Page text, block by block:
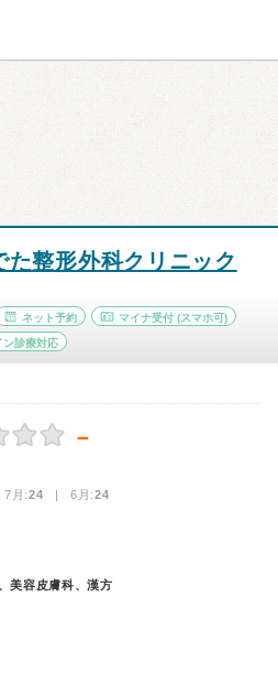
た整形外科クリニック
ネット予約 マイナ受付 (スマホ可)
ン診療対応
－
月:24 | 6月:24
美容皮膚科、漢方